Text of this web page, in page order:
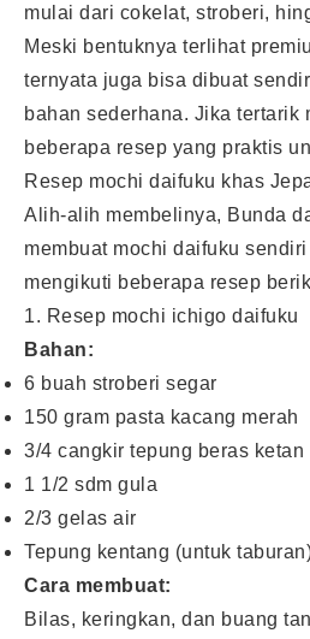
mulai dari cokelat, stroberi,
Meski bentuknya terlihat
ternyata juga bisa dibuat
bahan sederhana. Jika tertarik
beberapa resep yang praktis
Resep mochi daifuku khas
Alih-alih membelinya, Bunda
membuat mochi daifuku
mengikuti beberapa resep
1. Resep mochi ichigo daifuku
Bahan:
6 buah stroberi segar
150 gram pasta kacang merah
3/4 cangkir tepung beras ketan
1 1/2 sdm gula
2/3 gelas air
Tepung kentang (untuk
Cara membuat:
Bilas, keringkan, dan buang